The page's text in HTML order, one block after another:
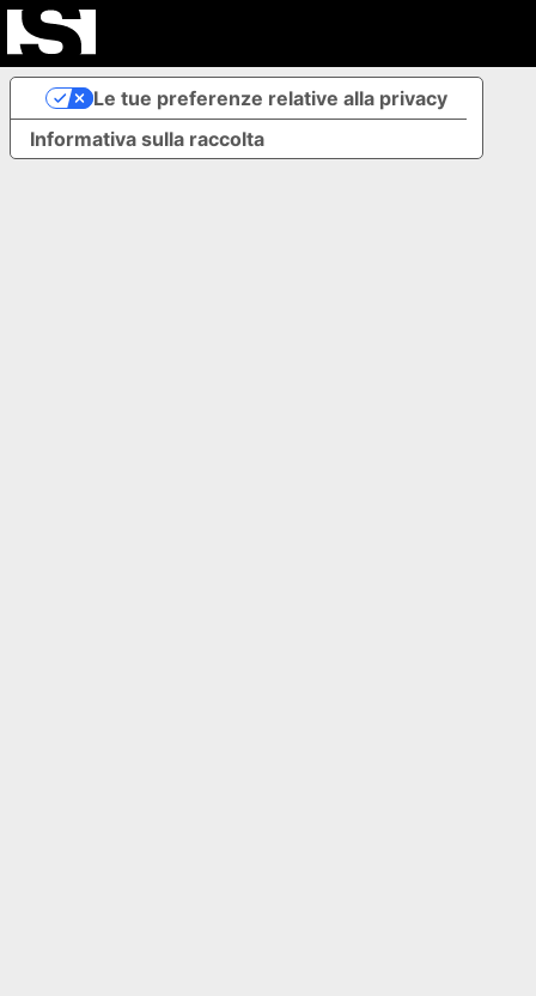
Informativa sulla raccolta
Le tue preferenze relative alla privacy